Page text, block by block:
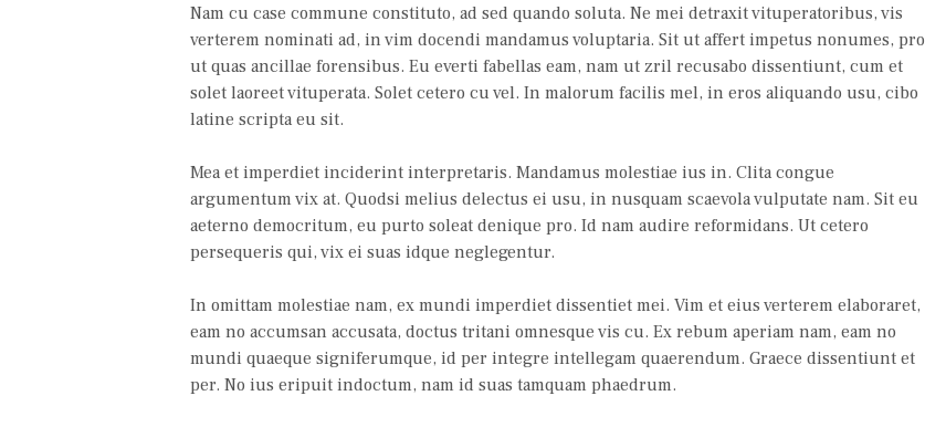
Nam cu case commune constituto, ad sed quando soluta. Ne mei detraxit vituperatoribus, vis
verterem nominati ad, in vim docendi mandamus voluptaria. Sit ut affert impetus nonumes, pro
ut quas ancillae forensibus. Eu everti fabellas eam, nam ut zril recusabo dissentiunt, cum et
solet laoreet vituperata. Solet cetero cu vel. In malorum facilis mel, in eros aliquando usu, cibo
latine scripta eu sit.
Mea et imperdiet inciderint interpretaris. Mandamus molestiae ius in. Clita congue
argumentum vix at. Quodsi melius delectus ei usu, in nusquam scaevola vulputate nam. Sit eu
aeterno democritum, eu purto soleat denique pro. Id nam audire reformidans. Ut cetero
persequeris qui, vix ei suas idque neglegentur.
In omittam molestiae nam, ex mundi imperdiet dissentiet mei. Vim et eius verterem elaboraret,
eam no accumsan accusata, doctus tritani omnesque vis cu. Ex rebum aperiam nam, eam no
mundi quaeque signiferumque, id per integre intellegam quaerendum. Graece dissentiunt et
per. No ius eripuit indoctum, nam id suas tamquam phaedrum.